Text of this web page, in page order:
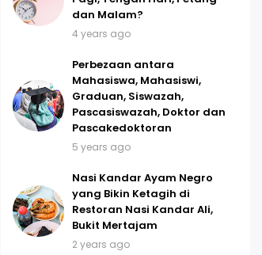
dan Malam?
4 years ago
Perbezaan antara
Mahasiswa, Mahasiswi,
Graduan, Siswazah,
Pascasiswazah, Doktor dan
Pascakedoktoran
5 years ago
Nasi Kandar Ayam Negro
yang Bikin Ketagih di
Restoran Nasi Kandar Ali,
Bukit Mertajam
2 years ago